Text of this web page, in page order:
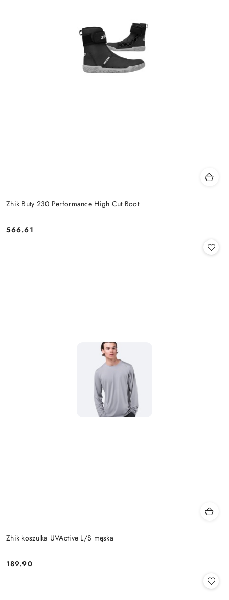
Zhik Buty 230 Performance High Cut Boot
Cena:
566.61
Zhik koszulka UVActive L/S męska
Cena:
189.90